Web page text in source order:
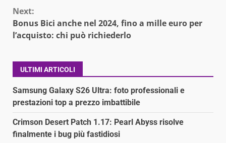
Next:
Bonus Bici anche nel 2024, fino a mille euro per
l’acquisto: chi può richiederlo
ULTIMI ARTICOLI
Samsung Galaxy S26 Ultra: foto professionali e
prestazioni top a prezzo imbattibile
Crimson Desert Patch 1.17: Pearl Abyss risolve
finalmente i bug più fastidiosi